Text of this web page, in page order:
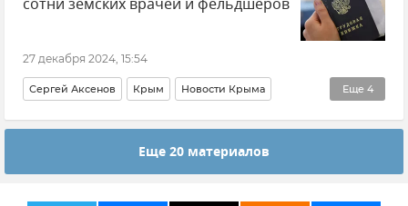
сотни земских врачей и фельдшеров
27 декабря 2024, 15:54
Еще 4
Сергей Аксенов Крым Новости Крыма
Здравоохранение в Крыму и Севастополе
Земский фельдшер Земский доктор
Еще 20 материалов